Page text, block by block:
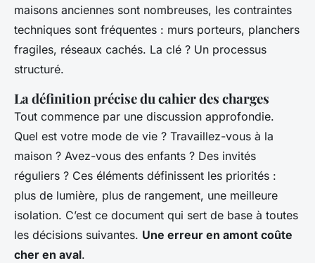
maisons anciennes sont nombreuses, les contraintes
techniques sont fréquentes : murs porteurs, planchers
fragiles, réseaux cachés. La clé ? Un processus
structuré.
La définition précise du cahier des charges
Tout commence par une discussion approfondie.
Quel est votre mode de vie ? Travaillez-vous à la
maison ? Avez-vous des enfants ? Des invités
réguliers ? Ces éléments définissent les priorités :
plus de lumière, plus de rangement, une meilleure
isolation. C’est ce document qui sert de base à toutes
les décisions suivantes. Une erreur en amont coûte
cher en aval.